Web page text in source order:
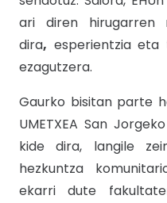
ari diren hirugarren
dira, esperientzia eta
ezagutzera.
Gaurko bisitan parte
UMETXEA San
kide dira, langile
hezkuntza
ekarri dute